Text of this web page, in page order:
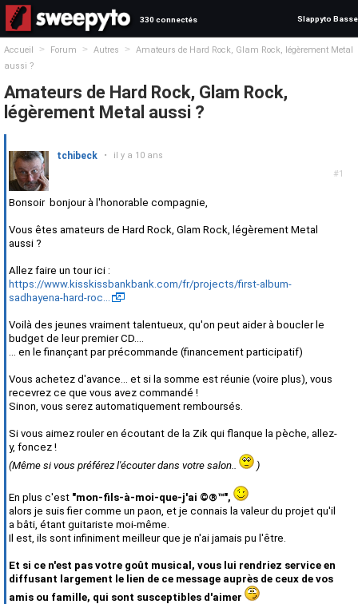
330 connectés Slappyto Basse
Accueil > Forum > Autres >
Amateurs de Hard Rock, Glam Rock, légèrement Metal
aussi ?
Amateurs de Hard Rock, Glam Rock,
légèrement Metal aussi ?
#1
tchibeck • il y a 10 ans
Bonsoir bonjour à l'honorable compagnie,
Vous êtes amateurs de Hard Rock, Glam Rock, légèrement Metal
aussi ?
Allez faire un tour ici :
https://www.kisskissbankbank.com/fr/projects/first-album-
sadhayena-hard-roc…
Voilà des jeunes vraiment talentueux, qu'on peut aider à boucler le
budget de leur premier CD....
... en le finançant par précommande (financement participatif)
Vous achetez d'avance... et si la somme est réunie (voire plus), vous
recevrez ce que vous avez commandé !
Sinon, vous serez automatiquement remboursés.
Si vous aimez rouler en écoutant de la Zik qui flanque la pèche, allez-
y, foncez !
(Même si vous préférez l'écouter dans votre salon..
)
En plus c'est "mon-fils-à-moi-que-j'ai ©®™",
alors je suis fier comme un paon, et je connais la valeur du projet qu'il
a bâti, étant guitariste moi-même.
Il est, ils sont infiniment meilleur que je n'ai jamais pu l'être.
Et si ce n'est pas votre goût musical, vous lui rendriez service en
diffusant largement le lien de ce message auprès de ceux de vos
amis ou famille, qui sont susceptibles d'aimer